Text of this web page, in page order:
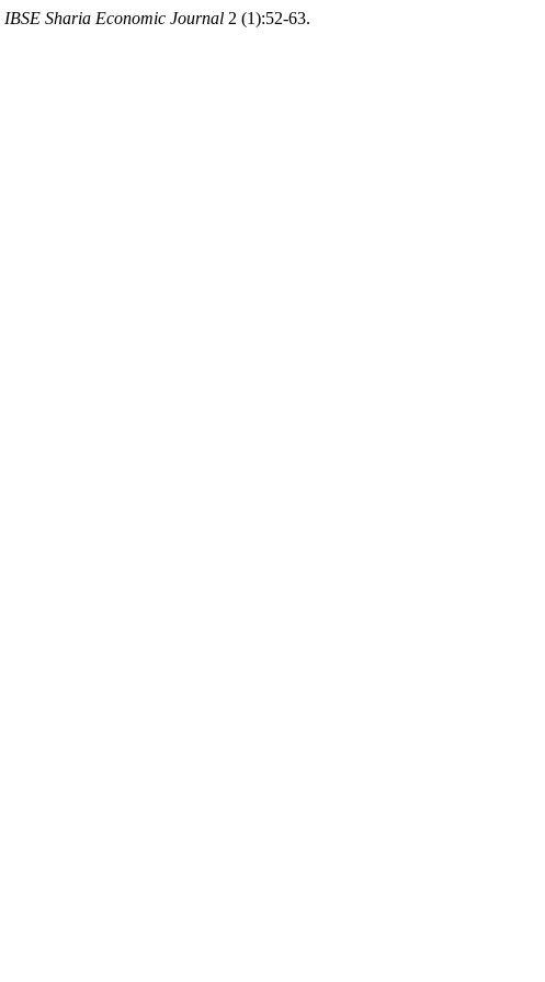
IBSE Sharia Economic Journal 2 (1):52-63.